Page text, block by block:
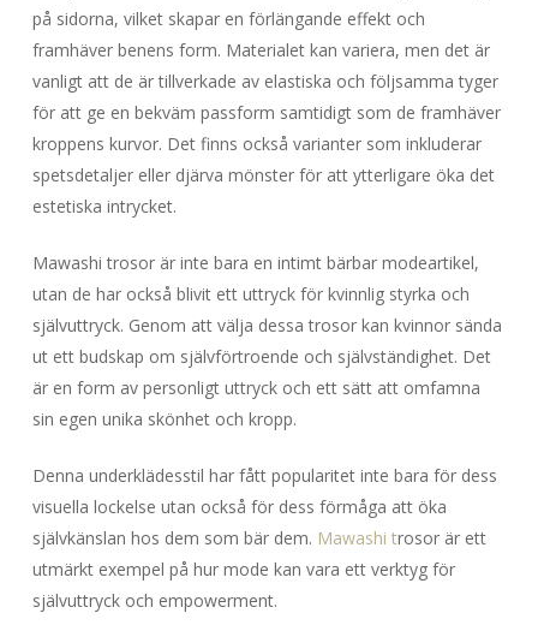
på sidorna, vilket skapar en förlängande effekt och
framhäver benens form. Materialet kan variera, men det är
vanligt att de är tillverkade av elastiska och följsamma tyger
för att ge en bekväm passform samtidigt som de framhäver
kroppens kurvor. Det finns också varianter som inkluderar
spetsdetaljer eller djärva mönster för att ytterligare öka det
estetiska intrycket.
Mawashi trosor är inte bara en intimt bärbar modeartikel,
utan de har också blivit ett uttryck för kvinnlig styrka och
självuttryck. Genom att välja dessa trosor kan kvinnor sända
ut ett budskap om självförtroende och självständighet. Det
är en form av personligt uttryck och ett sätt att omfamna
sin egen unika skönhet och kropp.
Denna underklädesstil har fått popularitet inte bara för dess
visuella lockelse utan också för dess förmåga att öka
självkänslan hos dem som bär dem. Mawashi trosor är ett
utmärkt exempel på hur mode kan vara ett verktyg för
självuttryck och empowerment.